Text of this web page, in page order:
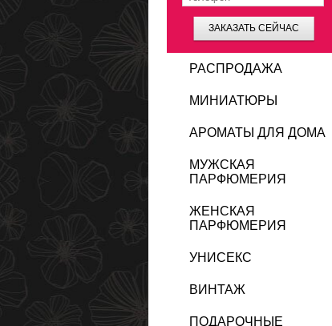
ЗАКАЗАТЬ СЕЙЧАС
РАСПРОДАЖА
МИНИАТЮРЫ
АРОМАТЫ ДЛЯ ДОМА
МУЖСКАЯ
ПАРФЮМЕРИЯ
ЖЕНСКАЯ
ПАРФЮМЕРИЯ
УНИСЕКС
ВИНТАЖ
ПОДАРОЧНЫЕ